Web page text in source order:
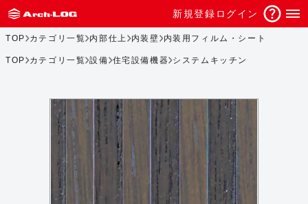
新規登録 ログイン
TOP カテゴリ一覧 内部仕上 内装壁 内装用フィルム・シート
TOP カテゴリ一覧 設備 住宅設備機器 システムキッチン